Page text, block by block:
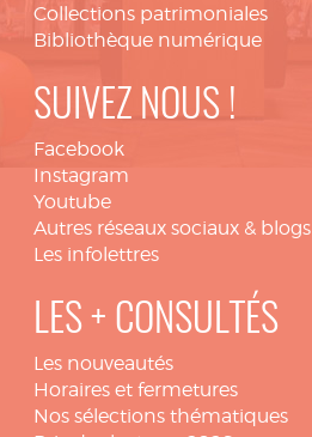
Collections patrimoniales
Bibliothèque numérique
SUIVEZ NOUS !
Facebook
Instagram
Youtube
Autres réseaux sociaux & blogs
Les infolettres
LES + CONSULTÉS
Les nouveautés
Horaires et fermetures
Nos sélections thématiques